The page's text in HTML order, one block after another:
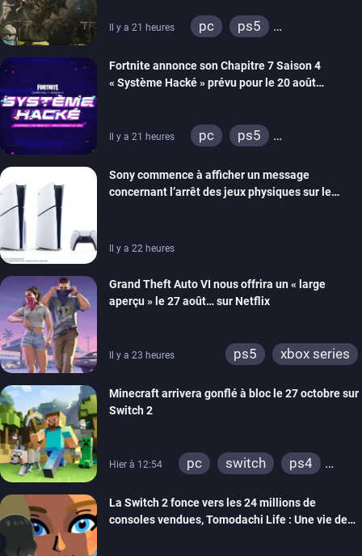
Il y a 21 heures pc
ps5
Fortnite annonce son Chapitre 7 Saison 4
« Système Hacké » prévu pour le 20 août
Il y a 21 heures pc
ps5
ios
android
xbox one
switch 2
Sony commence à afficher un message
concernant l’arrêt des jeux physiques sur le
Il y a 22 heures
Grand Theft Auto VI nous offrira un « large
aperçu » le 27 août… sur Netflix
Il y a 23 heures ps5 xbox series
Minecraft arrivera gonflé à bloc le 27 octobre sur
Switch 2
Hier à 12:54 pc switch
ps4
wiiu
3ds
ps3
xbox 360
switch 2
La Switch 2 fonce vers les 24 millions de
consoles vendues, Tomodachi Life : Une vie de